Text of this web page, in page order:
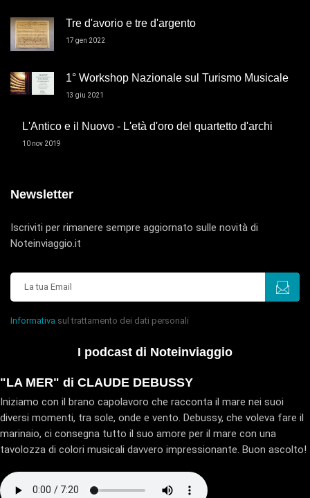
Tre d'avorio e tre d'argento
17 gen 2022
1° Workshop Nazionale sul Turismo Musicale
13 giu 2021
L'Antico e il Nuovo - L'età d'oro del quartetto d'archi
10 nov 2019
Newsletter
Iscriviti per rimanere sempre aggiornato sulle novità di
Noteinviaggio.it
Informativa sul trattamento dei dati personali
I podcast di Noteinviaggio
"LA MER" di CLAUDE DEBUSSY
Iniziamo con il brano capolavoro che racconta il mare nei suoi
diversi momenti, tra sole, onde e vento. Debussy, che voleva fare il
marinaio, ci consegna tutto il suo amore per il mare con una
tavolozza di colori musicali davvero impressionante. Buon ascolto!